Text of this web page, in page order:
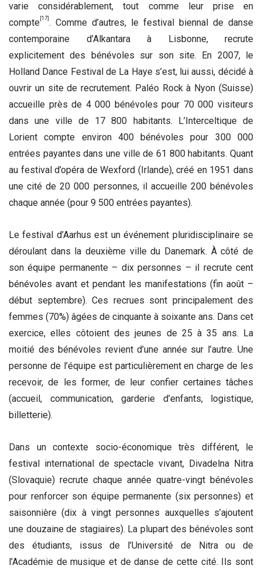
varie considérablement, tout comme leur prise en
compte [17] . Comme d’autres, le festival biennal de danse
contemporaine d’Alkantara à Lisbonne, recrute
explicitement des bénévoles sur son site. En 2007, le
Holland Dance Festival de La Haye s’est, lui aussi, décidé à
ouvrir un site de recrutement. Paléo Rock à Nyon (Suisse)
accueille près de 4 000 bénévoles pour 70 000 visiteurs
dans une ville de 17 800 habitants. L’Interceltique de
Lorient compte environ 400 bénévoles pour 300 000
entrées payantes dans une ville de 61 800 habitants. Quant
au festival d’opéra de Wexford (Irlande), créé en 1951 dans
une cité de 20 000 personnes, il accueille 200 bénévoles
chaque année (pour 9 500 entrées payantes).
Le festival d’Aarhus est un événement pluridisciplinaire se
déroulant dans la deuxième ville du Danemark. À côté de
son équipe permanente – dix personnes – il recrute cent
bénévoles avant et pendant les manifestations (fin août –
début septembre). Ces recrues sont principalement des
femmes (70%) âgées de cinquante à soixante ans. Dans cet
exercice, elles côtoient des jeunes de 25 à 35 ans. La
moitié des bénévoles revient d’une année sur l’autre. Une
personne de l’équipe est particulièrement en charge de les
recevoir, de les former, de leur confier certaines tâches
(accueil, communication, garderie d’enfants, logistique,
billetterie).
Dans un contexte socio-économique très différent, le
festival international de spectacle vivant, Divadelna Nitra
(Slovaquie) recrute chaque année quatre-vingt bénévoles
pour renforcer son équipe permanente (six personnes) et
saisonnière (dix à vingt personnes auxquelles s’ajoutent
une douzaine de stagiaires). La plupart des bénévoles sont
des étudiants, issus de l’Université de Nitra ou de
l’Académie de musique et de danse de cette cité. Ils sont